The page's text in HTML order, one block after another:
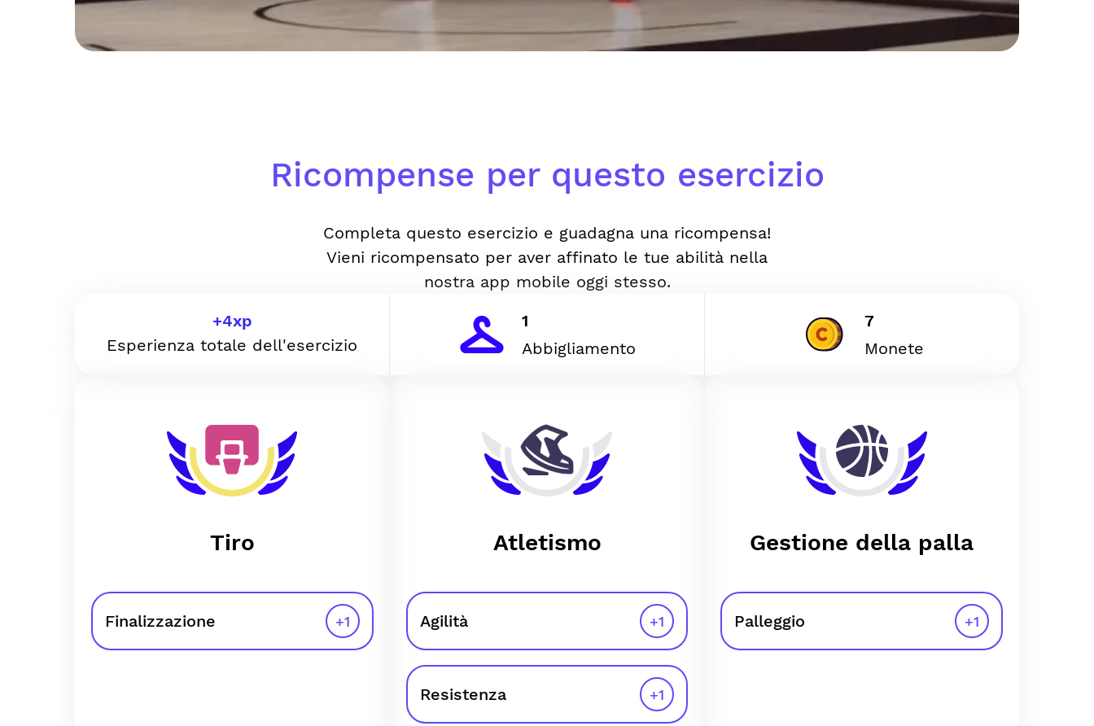
Ricompense per questo esercizio
Completa questo esercizio e guadagna una ricompensa!
Vieni ricompensato per aver affinato le tue abilità nella
nostra app mobile oggi stesso.
+4xp
Esperienza totale dell'esercizio
1
Abbigliamento
7
Monete
Tiro
Finalizzazione +1
Atletismo
Agilità +1
Resistenza +1
Gestione della palla
Palleggio +1